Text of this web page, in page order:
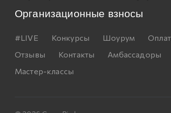
Организационные взносы
#LIVE Конкурсы Шоурум
Отзывы
Контакты Амбассадоры
Мастер-классы